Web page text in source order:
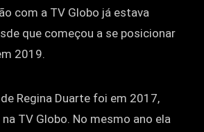
com a TV Globo já estava
que começou a se posicionar
2019.
Regina Duarte foi em 2017,
na TV Globo. No mesmo ano ela